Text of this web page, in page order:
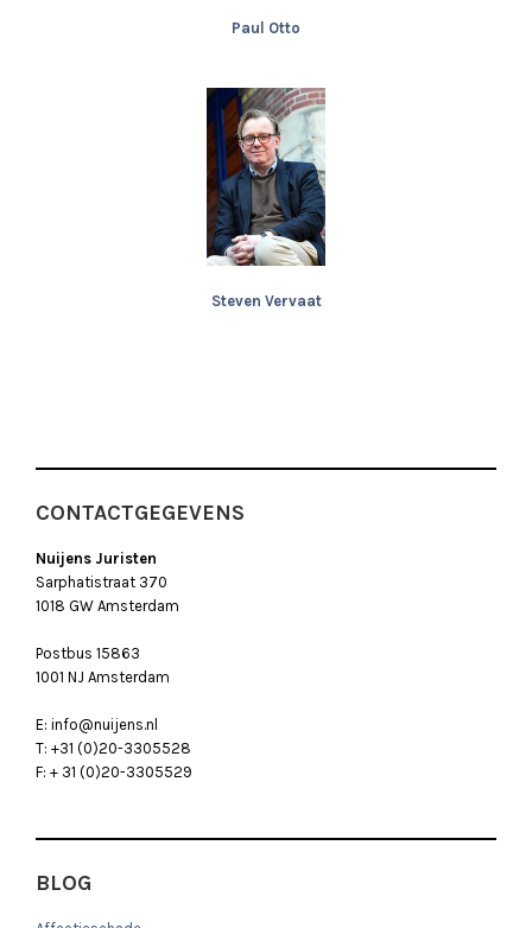
Paul Otto
Steven Vervaat
CONTACTGEGEVENS
Nuijens Juristen
Sarphatistraat 370
1018 GW Amsterdam
Postbus 15863
1001 NJ Amsterdam
E: info@nuijens.nl
T: +31 (0)20-3305528
F: + 31 (0)20-3305529
BLOG